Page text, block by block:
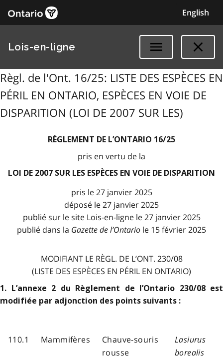
English
Lois-en-ligne
Règl. de l'Ont. 16/25: LISTE DES ESPÈCES EN
PÉRIL EN ONTARIO, ESPÈCES EN VOIE DE
DISPARITION (LOI DE 2007 SUR LES)
RÈGLEMENT DE L’ONTARIO 16/25
pris en vertu de la
LOI DE 2007 SUR LES ESPÈCES EN VOIE DE DISPARITION
pris le 27 janvier 2025
déposé le 27 janvier 2025
publié sur le site Lois-en-ligne le 27 janvier 2025
publié dans la Gazette de l’Ontario le 15 février 2025
MODIFIANT LE RÈGL. DE L’ONT. 230/08
(LISTE DES ESPÈCES EN PÉRIL EN ONTARIO)
1. L’annexe 2 du Règlement de l’Ontario 230/08 est
modifiée par adjonction des points suivants :
110.1 Mammifères
Chauve-souris
rousse
Lasiurus
borealis